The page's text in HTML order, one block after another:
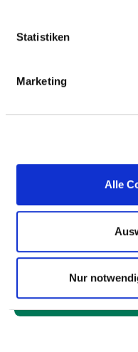
Statistiken
Marketing
Alle
Nur
INSTRUMENTE
INSTRUMENTE